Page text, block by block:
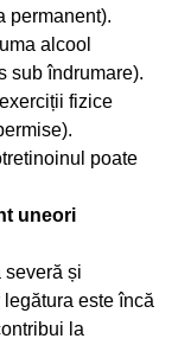
permanent).
alcool
sub îndrumare).
fizice
poate
uneori
severă și
este încă
la